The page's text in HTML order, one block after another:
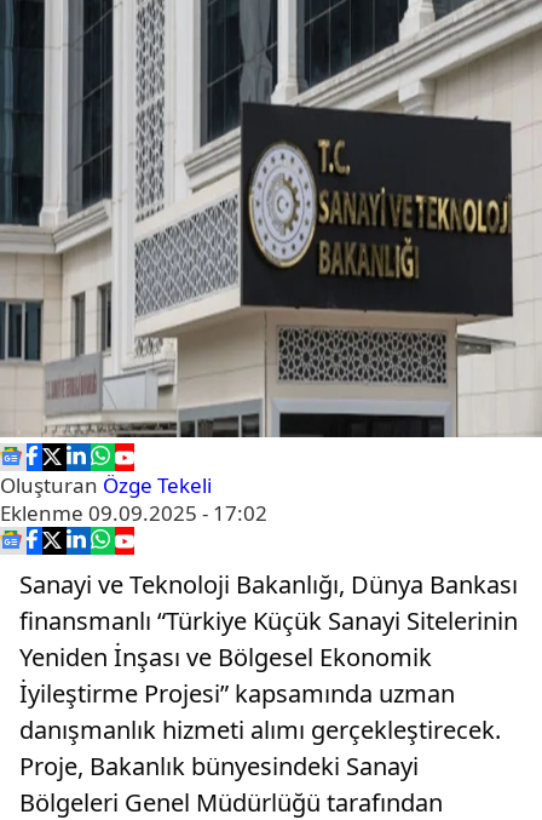
Oluşturan Özge Tekeli
Eklenme 09.09.2025 - 17:02
Sanayi ve Teknoloji Bakanlığı, Dünya Bankası
finansmanlı “Türkiye Küçük Sanayi Sitelerinin
Yeniden İnşası ve Bölgesel Ekonomik
İyileştirme Projesi” kapsamında uzman
danışmanlık hizmeti alımı gerçekleştirecek.
Proje, Bakanlık bünyesindeki Sanayi
Bölgeleri Genel Müdürlüğü tarafından